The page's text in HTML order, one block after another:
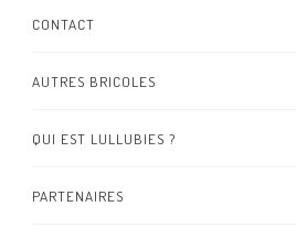
CONTACT
AUTRES BRICOLES
QUI EST LULLUBIES ?
PARTENAIRES